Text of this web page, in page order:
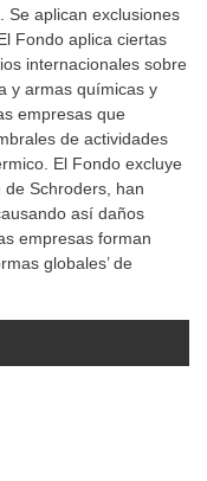
Se aplican exclusiones
Fondo aplica ciertas
internacionales sobre
y armas químicas y
empresas que
de actividades
El Fondo excluye
Schroders, han
así daños
empresas forman
globales’ de